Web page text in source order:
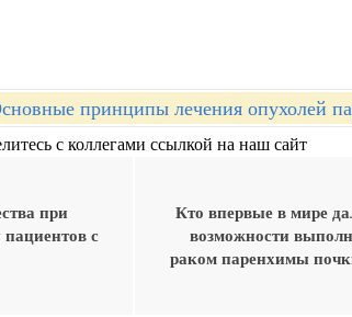
принципы лечения опухолей
с коллегами ссылкой на наш сайт
при
с
Кто впервые в мире
возможности
раком паренхимы